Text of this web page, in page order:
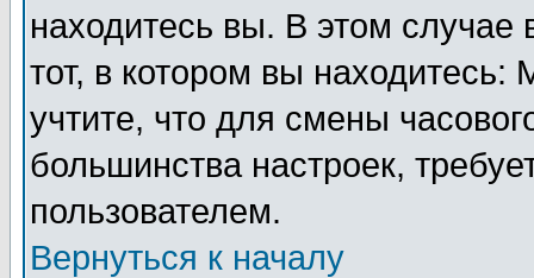
находитесь вы. В этом
тот, в котором вы
учтите, что для смены
большинства настроек,
пользователем.
Вернуться к началу